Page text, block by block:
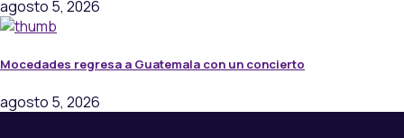
agosto 5, 2026
Mocedades regresa a Guatemala con un concierto
agosto 5, 2026